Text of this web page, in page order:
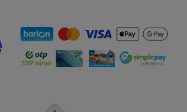
- RIGO:
ossze van dobva a szosznak
multkor is egetet pizzat